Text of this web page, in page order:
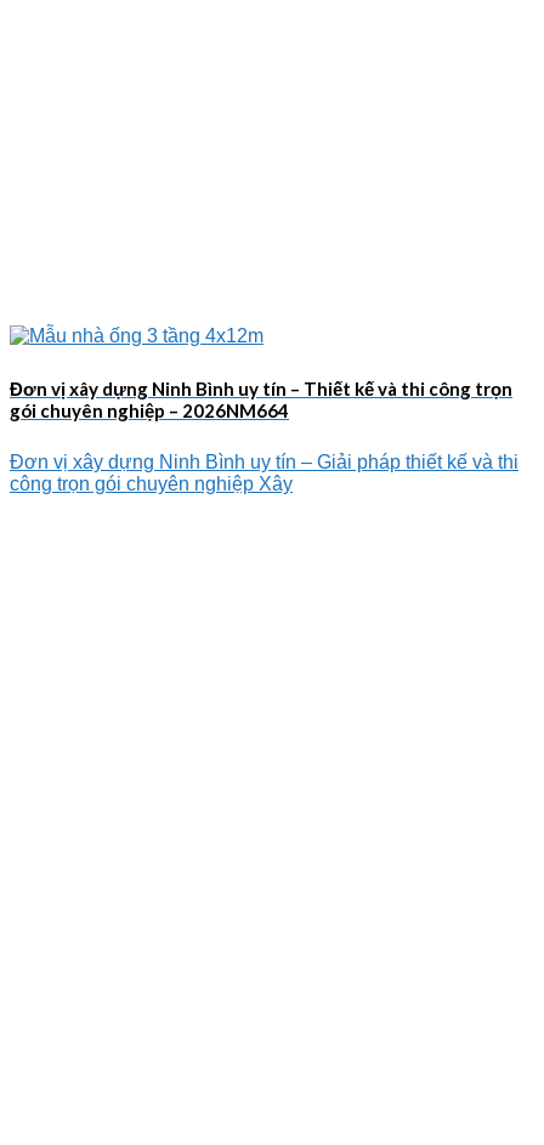
Đơn vị xây dựng Ninh Bình uy tín – Thiết kế và thi công trọn
gói chuyên nghiệp – 2026NM664
Đơn vị xây dựng Ninh Bình uy tín – Giải pháp thiết kế và thi
công trọn gói chuyên nghiệp Xây